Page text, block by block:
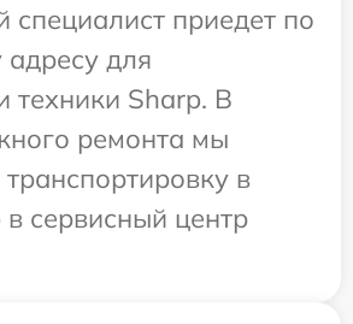
специалист приедет по
для
техники Sharp. В
ремонта мы
в
сервисный центр